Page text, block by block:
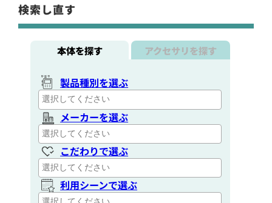
検索し直す
本体を探す アクセサリを探す
製品種別を選ぶ
メーカーを選ぶ
こだわりで選ぶ
利用シーンで選ぶ